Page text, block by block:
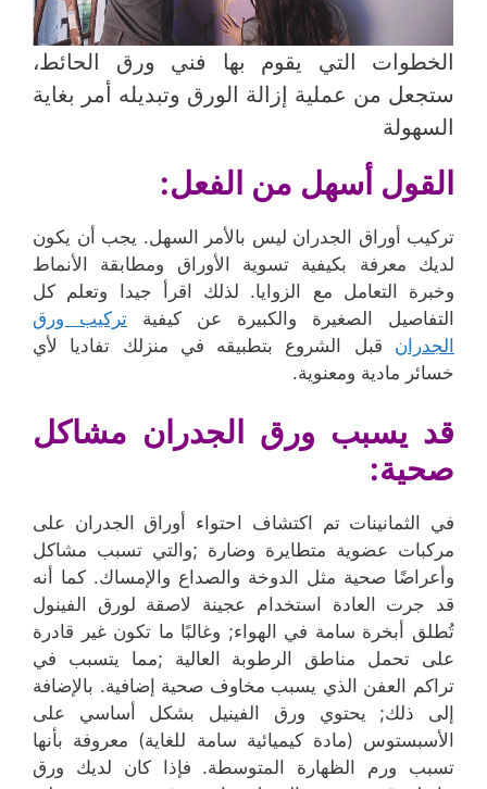
الخطوات التي يقوم بها فني ورق الحائط،
ستجعل من عملية إزالة الورق وتبديله أمر بغاية
السهولة
القول أسهل من الفعل:
تركيب أوراق الجدران ليس بالأمر السهل. يجب أن يكون
لديك معرفة بكيفية تسوية الأوراق ومطابقة الأنماط
وخبرة التعامل مع الزوايا. لذلك اقرأ جيدا وتعلم كل
التفاصيل الصغيرة والكبيرة عن كيفية تركيب ورق
الجدران قبل الشروع بتطبيقه في منزلك تفاديا لأي
خسائر مادية ومعنوية.
قد يسبب ورق الجدران مشاكل
صحية:
في الثمانينات تم اكتشاف احتواء أوراق الجدران على
مركبات عضوية متطايرة وضارة ;والتي تسبب مشاكل
وأعراضًا صحية مثل الدوخة والصداع والإمساك. كما أنه
قد جرت العادة استخدام عجينة لاصقة لورق الفينول
تُطلق أبخرة سامة في الهواء; وغالبًا ما تكون غير قادرة
على تحمل مناطق الرطوبة العالية ;مما يتسبب في
تراكم العفن الذي يسبب مخاوف صحية إضافية. بالإضافة
إلى ذلك; يحتوي ورق الفينيل بشكل أساسي على
الأسبستوس (مادة كيميائية سامة للغاية) معروفة بأنها
تسبب ورم الظهارة المتوسطة. فإذا كان لديك ورق